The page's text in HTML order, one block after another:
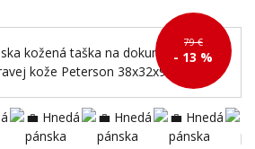
79 €
- 13 %